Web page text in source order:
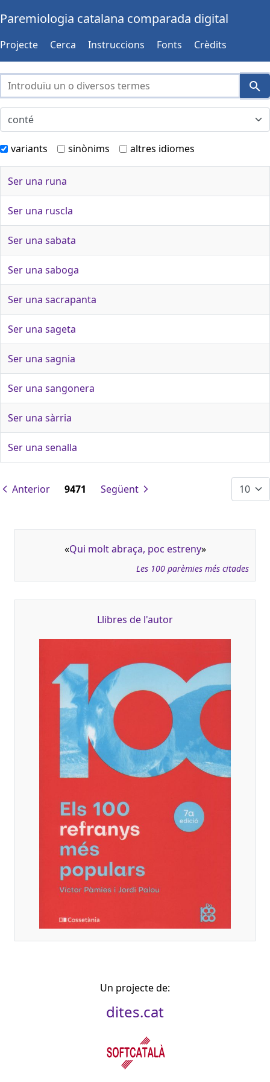
Paremiologia catalana comparada digital
Projecte Cerca Instruccions Fonts Crèdits
variants sinònims altres idiomes
Ser una runa
Ser una ruscla
Ser una sabata
Ser una saboga
Ser una sacrapanta
Ser una sageta
Ser una sagnia
Ser una sangonera
Ser una sàrria
Ser una senalla
Anterior 9471 Següent
«Qui molt abraça, poc estreny»
Les 100 parèmies més citades
Llibres de l'autor
Un projecte de:
dites.cat